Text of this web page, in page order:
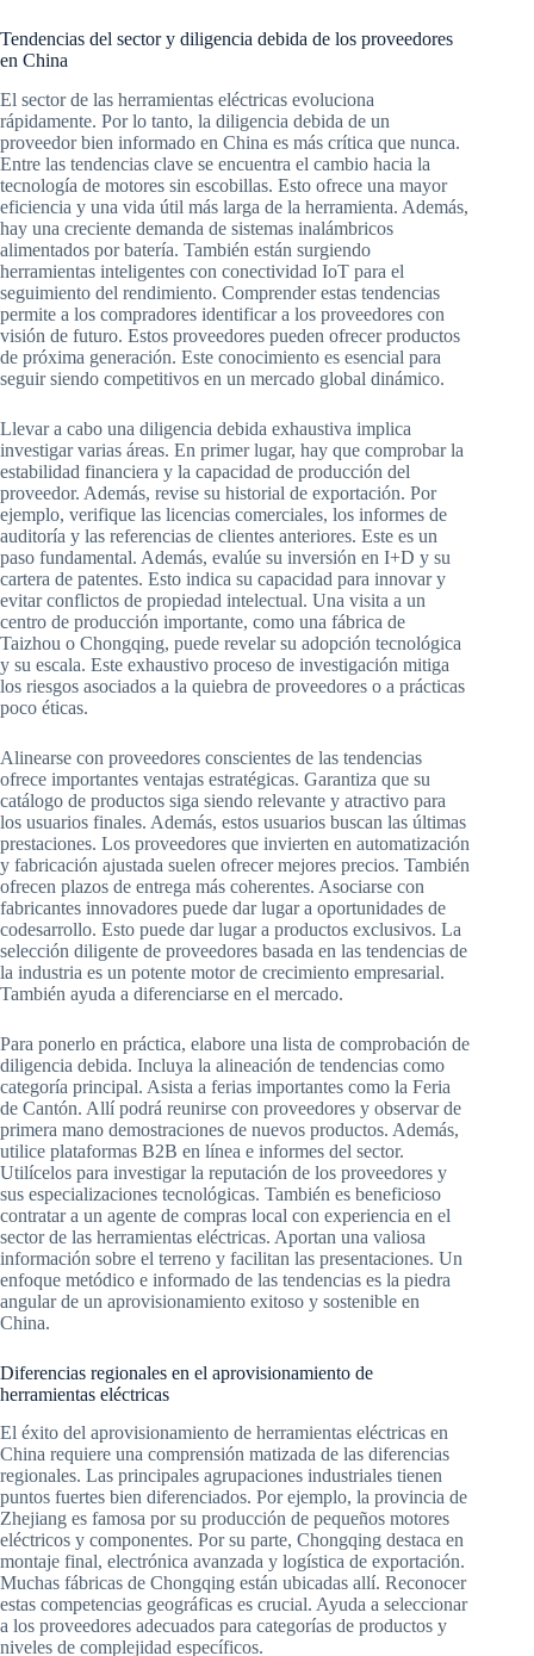
Tendencias del sector y diligencia debida de los proveedores
en China
El sector de las herramientas eléctricas evoluciona
rápidamente. Por lo tanto, la diligencia debida de un
proveedor bien informado en China es más crítica que nunca.
Entre las tendencias clave se encuentra el cambio hacia la
tecnología de motores sin escobillas. Esto ofrece una mayor
eficiencia y una vida útil más larga de la herramienta. Además,
hay una creciente demanda de sistemas inalámbricos
alimentados por batería. También están surgiendo
herramientas inteligentes con conectividad IoT para el
seguimiento del rendimiento. Comprender estas tendencias
permite a los compradores identificar a los proveedores con
visión de futuro. Estos proveedores pueden ofrecer productos
de próxima generación. Este conocimiento es esencial para
seguir siendo competitivos en un mercado global dinámico.
Llevar a cabo una diligencia debida exhaustiva implica
investigar varias áreas. En primer lugar, hay que comprobar la
estabilidad financiera y la capacidad de producción del
proveedor. Además, revise su historial de exportación. Por
ejemplo, verifique las licencias comerciales, los informes de
auditoría y las referencias de clientes anteriores. Este es un
paso fundamental. Además, evalúe su inversión en I+D y su
cartera de patentes. Esto indica su capacidad para innovar y
evitar conflictos de propiedad intelectual. Una visita a un
centro de producción importante, como una fábrica de
Taizhou o Chongqing, puede revelar su adopción tecnológica
y su escala. Este exhaustivo proceso de investigación mitiga
los riesgos asociados a la quiebra de proveedores o a prácticas
poco éticas.
Alinearse con proveedores conscientes de las tendencias
ofrece importantes ventajas estratégicas. Garantiza que su
catálogo de productos siga siendo relevante y atractivo para
los usuarios finales. Además, estos usuarios buscan las últimas
prestaciones. Los proveedores que invierten en automatización
y fabricación ajustada suelen ofrecer mejores precios. También
ofrecen plazos de entrega más coherentes. Asociarse con
fabricantes innovadores puede dar lugar a oportunidades de
codesarrollo. Esto puede dar lugar a productos exclusivos. La
selección diligente de proveedores basada en las tendencias de
la industria es un potente motor de crecimiento empresarial.
También ayuda a diferenciarse en el mercado.
Para ponerlo en práctica, elabore una lista de comprobación de
diligencia debida. Incluya la alineación de tendencias como
categoría principal. Asista a ferias importantes como la Feria
de Cantón. Allí podrá reunirse con proveedores y observar de
primera mano demostraciones de nuevos productos. Además,
utilice plataformas B2B en línea e informes del sector.
Utilícelos para investigar la reputación de los proveedores y
sus especializaciones tecnológicas. También es beneficioso
contratar a un agente de compras local con experiencia en el
sector de las herramientas eléctricas. Aportan una valiosa
información sobre el terreno y facilitan las presentaciones. Un
enfoque metódico e informado de las tendencias es la piedra
angular de un aprovisionamiento exitoso y sostenible en
China.
Diferencias regionales en el aprovisionamiento de
herramientas eléctricas
El éxito del aprovisionamiento de herramientas eléctricas en
China requiere una comprensión matizada de las diferencias
regionales. Las principales agrupaciones industriales tienen
puntos fuertes bien diferenciados. Por ejemplo, la provincia de
Zhejiang es famosa por su producción de pequeños motores
eléctricos y componentes. Por su parte, Chongqing destaca en
montaje final, electrónica avanzada y logística de exportación.
Muchas fábricas de Chongqing están ubicadas allí. Reconocer
estas competencias geográficas es crucial. Ayuda a seleccionar
a los proveedores adecuados para categorías de productos y
niveles de complejidad específicos.